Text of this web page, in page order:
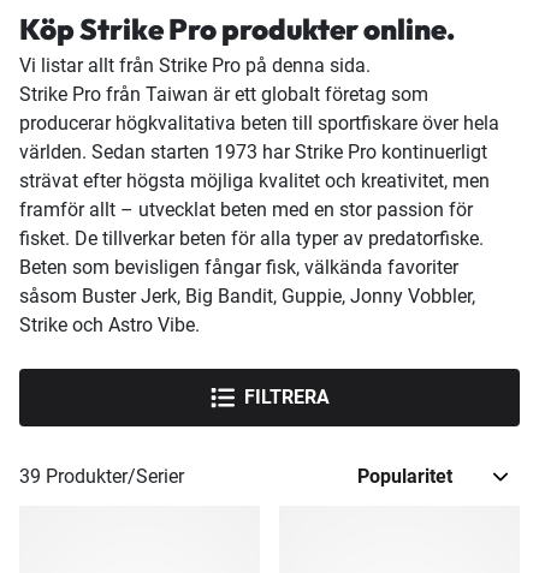
Köp Strike Pro produkter online.
Vi listar allt från Strike Pro på denna sida.
Strike Pro från Taiwan är ett globalt företag som
producerar högkvalitativa beten till sportfiskare över hela
världen. Sedan starten 1973 har Strike Pro kontinuerligt
strävat efter högsta möjliga kvalitet och kreativitet, men
framför allt – utvecklat beten med en stor passion för
fisket. De tillverkar beten för alla typer av predatorfiske.
Beten som bevisligen fångar fisk, välkända favoriter
såsom Buster Jerk, Big Bandit, Guppie, Jonny Vobbler,
Strike och Astro Vibe.
FILTRERA
39 Produkter/Serier